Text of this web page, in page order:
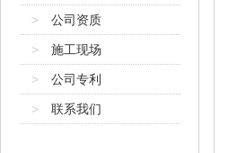
> 公司资质
> 施工现场
> 公司专利
> 联系我们